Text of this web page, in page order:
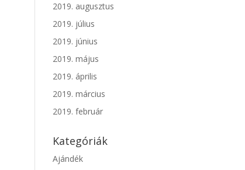
2019. augusztus
2019. július
2019. június
2019. május
2019. április
2019. március
2019. február
Kategóriák
Ajándék